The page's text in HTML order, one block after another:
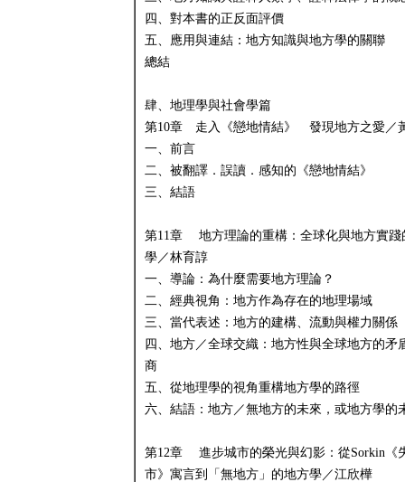
四、對本書的正反面評價
五、應用與連結：地方知識與地方學的關聯
總結
肆、地理學與社會學篇
第10章 走入《戀地情結》 發現地方之愛／
一、前言
二、被翻譯．誤讀．感知的《戀地情結》
三、結語
第11章 地方理論的重構：全球化與地方實踐
學／林育諄
一、導論：為什麼需要地方理論？
二、經典視角：地方作為存在的地理場域
三、當代表述：地方的建構、流動與權力關係
四、地方／全球交織：地方性與全球地方的矛
商
五、從地理學的視角重構地方學的路徑
六、結語：地方／無地方的未來，或地方學的
第12章 進步城市的榮光與幻影：從Sorkin《
市》寓言到「無地方」的地方學／江欣樺